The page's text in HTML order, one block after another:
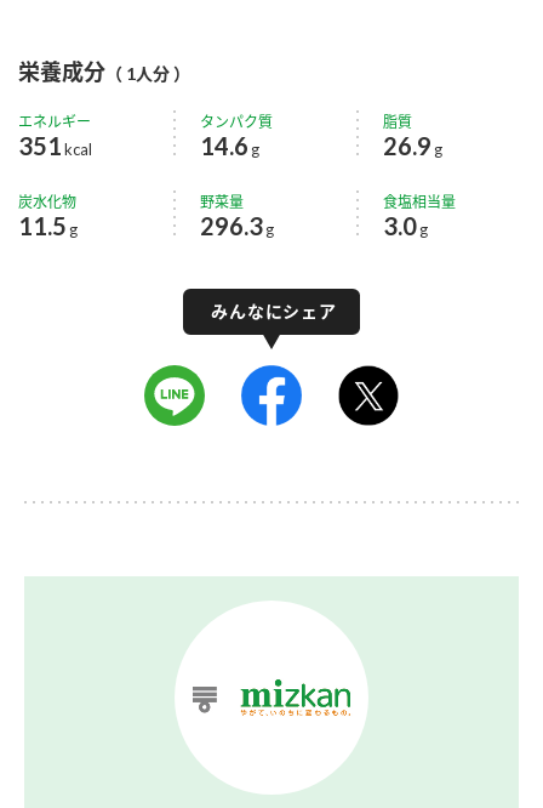
栄養成分 （ 1人分 ）
エネルギー
351 kcal
タンパク質
14.6 g
脂質
26.9 g
炭水化物
11.5 g
野菜量
296.3g
食塩相当量
3.0 g